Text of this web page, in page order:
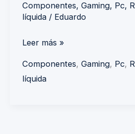
Componentes, Gaming, Pc,
líquida/ Eduardo
Leer más »
Componentes, Gaming, Pc,
líquida